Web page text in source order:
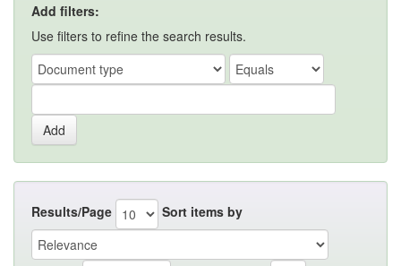
Add filters:
Use filters to refine the search results.
Results/Page Sort items by